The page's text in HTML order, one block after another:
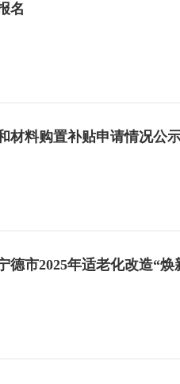
名
材料购置补贴申请情况公
德市2025年适老化改造“焕